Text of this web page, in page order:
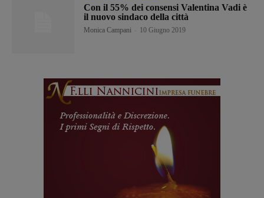
Con il 55% dei consensi Valentina Vadi è
il nuovo sindaco della città
Monica Campani 10 Giugno 2019